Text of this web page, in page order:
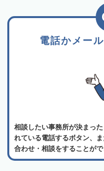
電話かメー
相談したい事務所が決まっ
れている電話するボタン、
合わせ・相談をすることがで